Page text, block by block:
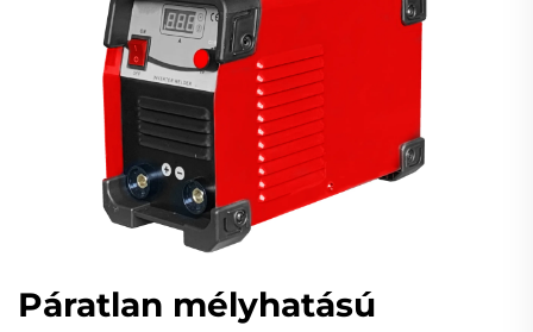
Páratlan mélyhatású